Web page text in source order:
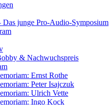
junge Pro-Audio-Symposium
& Nachwuchspreis
Ernst Rothe
Peter Isajczuk
Ulrich Vette
Ingo Kock